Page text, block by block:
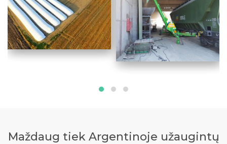
Maždaug tiek Argentinoje užaugintų